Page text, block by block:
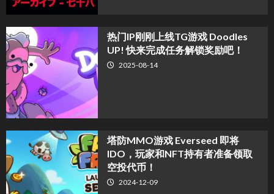
热门IP刚刚上线TG游戏 Doodles
UP! 快来完成任务解锁奖励吧！
2025-08-14
塔防MMO游戏 Everseed 即将
IDO，玩家和NFT持有者准备领取
空投代币！
2024-12-09